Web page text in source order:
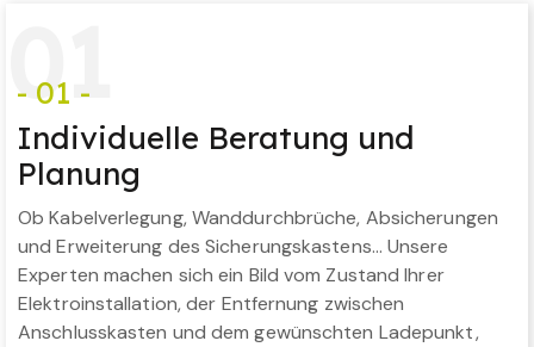
01
- 01 -
Individuelle Beratung und
Planung
Ob Kabelverlegung, Wanddurchbrüche, Absicherungen
und Erweiterung des Sicherungskastens… Unsere
Experten machen sich ein Bild vom Zustand Ihrer
Elektroinstallation, der Entfernung zwischen
Anschlusskasten und dem gewünschten Ladepunkt,